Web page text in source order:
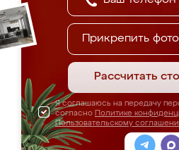
Прикрепить фото
Рассчитать
Я соглашаюсь на передачу
согласно Политике
Пользовательскому